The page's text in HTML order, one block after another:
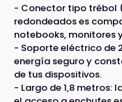
- Conector tipo trébol
redondeados es
notebooks, monitores
- Soporte eléctrico de
energía seguro y
de tus dispositivos.
- Largo de 1,8 metros: